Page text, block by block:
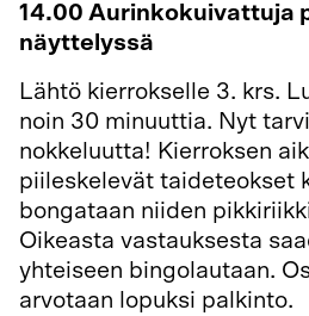
14.00 Aurinkokuivattuja
näyttelyssä
Lähtö kierrokselle 3. krs.
noin 30 minuuttia. Nyt
nokkeluutta! Kierroksen
piileskelevät taideteokset
bongataan niiden
Oikeasta vastauksesta
yhteiseen bingolautaan.
arvotaan lopuksi palkinto.